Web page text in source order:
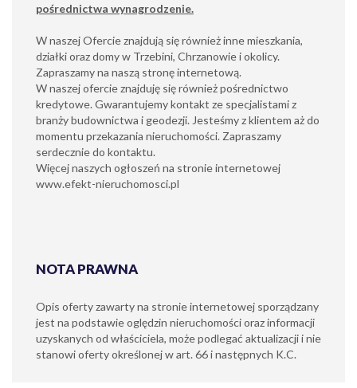
pośrednictwa wynagrodzenie.
W naszej Ofercie znajdują się również inne mieszkania,
działki oraz domy w Trzebini, Chrzanowie i okolicy.
Zapraszamy na naszą stronę internetową.
W naszej ofercie znajduję się również pośrednictwo
kredytowe. Gwarantujemy kontakt ze specjalistami z
branży budownictwa i geodezji. Jesteśmy z klientem aż do
momentu przekazania nieruchomości. Zapraszamy
serdecznie do kontaktu.
Więcej naszych ogłoszeń na stronie internetowej
www.efekt-nieruchomosci.pl
NOTA PRAWNA
Opis oferty zawarty na stronie internetowej sporządzany
jest na podstawie oględzin nieruchomości oraz informacji
uzyskanych od właściciela, może podlegać aktualizacji i nie
stanowi oferty określonej w art. 66 i następnych K.C.